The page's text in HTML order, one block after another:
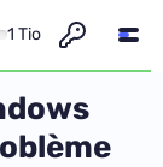
1 Tio